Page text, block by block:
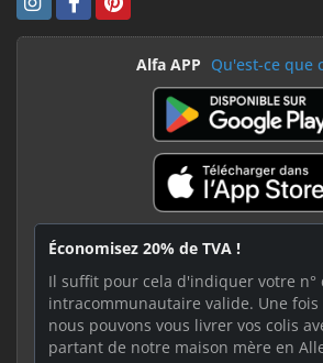
Alfa APP Qu'est-ce que
Économisez 20% de TVA !
Il suffit pour cela d'indiquer votre n°
intracommunautaire valide. Une fois
nous pouvons vous livrer vos colis
partant de notre maison mère en